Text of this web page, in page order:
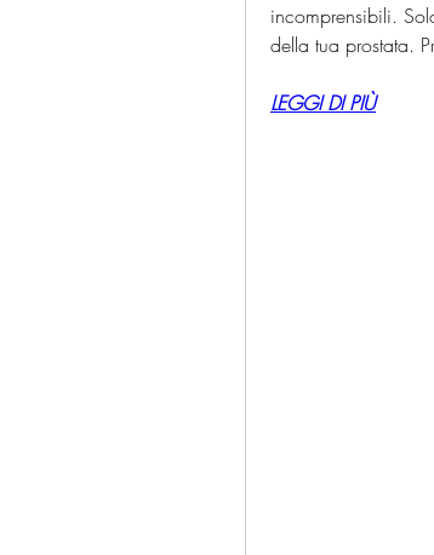
incomprensibili.
della tua prostata.
LEGGI DI PIÙ